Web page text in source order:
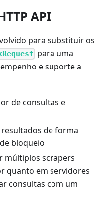
API
para substituir os
para uma
e suporte a
de consultas e
de forma
bloqueio
múltiplos scrapers
quanto em servidores
consultas com um